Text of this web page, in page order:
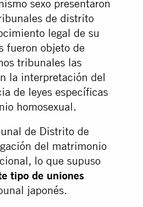
sexo presentaron
de distrito
legal de su
fueron objeto de
tribunales las
la interpretación del
de leyes específicas
homosexual.
de Distrito de
del matrimonio
lo que supuso
tipo de uniones
japonés.